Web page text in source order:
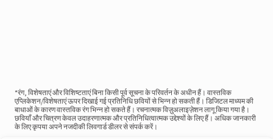
*रंग, विशेषताएं और विशिष्टताएं बिना किसी पूर्व सूचना के परिवर्तन के अधीन हैं। वास्तविक
एप्लिकेशन/विशेषताएं ऊपर दिखाई गई प्रतिनिधि छवियों से भिन्न हो सकती हैं। डिजिटल माध्यम की
बाधाओं के कारण वास्तविक रंग भिन्न हो सकते हैं। रचनात्मक विज़ुअलाइज़ेशन लागू किया गया है।
छवियाँ और चित्रण केवल उदाहरणात्मक और प्रतिनिधित्वात्मक उद्देश्यों के लिए हैं। अधिक जानकारी
के लिए कृपया अपने नजदीकी लिवगार्ड डीलर से संपर्क करें।